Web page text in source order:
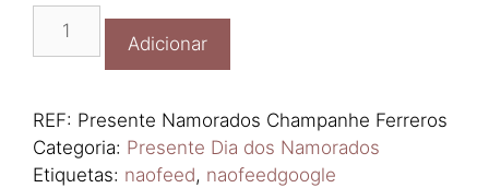
Quantidade
Presente
Champanhe
Ferreros
Adicionar
REF: Presente Namorados Champanhe Ferreros
Categoria: Presente Dia dos Namorados
Etiquetas: naofeed, naofeedgoogle